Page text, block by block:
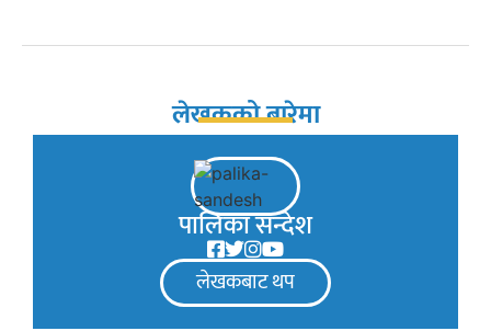
लेखकको बारेमा
पालिका सन्देश
लेखकबाट थप